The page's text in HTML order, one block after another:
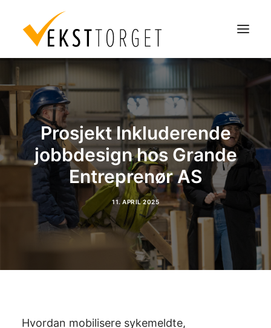
Om oss
Aktuelt
Våre tjenester
Service og produkter
Ansatte
Evalueringer
Kontakt
Prosjekt Inkluderende
jobbdesign hos Grande
Entreprenør AS
11. APRIL 2025
Hvordan mobilisere sykemeldte,